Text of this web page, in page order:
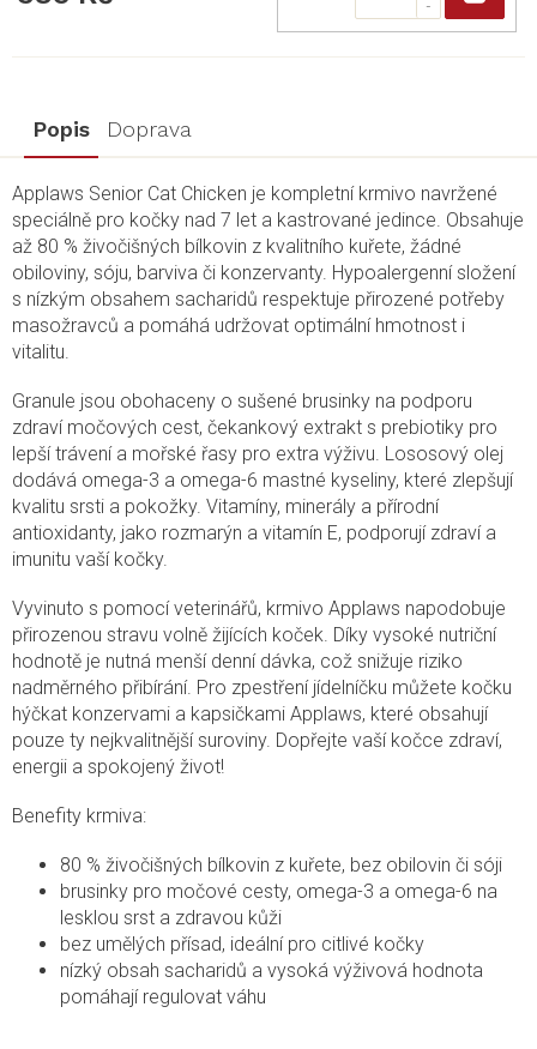
Popis Doprava
Applaws Senior Cat Chicken je kompletní krmivo navržené
speciálně pro kočky nad 7 let a kastrované jedince. Obsahuje
až 80 % živočišných bílkovin z kvalitního kuřete, žádné
obiloviny, sóju, barviva či konzervanty. Hypoalergenní složení
s nízkým obsahem sacharidů respektuje přirozené potřeby
masožravců a pomáhá udržovat optimální hmotnost i
vitalitu.
Granule jsou obohaceny o sušené brusinky na podporu
zdraví močových cest, čekankový extrakt s prebiotiky pro
lepší trávení a mořské řasy pro extra výživu. Lososový olej
dodává omega-3 a omega-6 mastné kyseliny, které zlepšují
kvalitu srsti a pokožky. Vitamíny, minerály a přírodní
antioxidanty, jako rozmarýn a vitamín E, podporují zdraví a
imunitu vaší kočky.
Vyvinuto s pomocí veterinářů, krmivo Applaws napodobuje
přirozenou stravu volně žijících koček. Díky vysoké nutriční
hodnotě je nutná menší denní dávka, což snižuje riziko
nadměrného přibírání. Pro zpestření jídelníčku můžete kočku
hýčkat konzervami a kapsičkami Applaws, které obsahují
pouze ty nejkvalitnější suroviny. Dopřejte vaší kočce zdraví,
energii a spokojený život!
Benefity krmiva:
80 % živočišných bílkovin z kuřete, bez obilovin či sóji
brusinky pro močové cesty, omega-3 a omega-6 na
lesklou srst a zdravou kůži
bez umělých přísad, ideální pro citlivé kočky
nízký obsah sacharidů a vysoká výživová hodnota
pomáhají regulovat váhu